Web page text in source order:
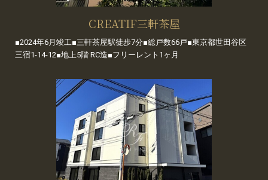
CREATIF三軒茶屋
■2024年6月竣工■三軒茶屋駅徒歩7分■総戸数66戸■東京都世田谷区
三宿1-14-12■地上5階 RC造■フリーレント1ヶ月